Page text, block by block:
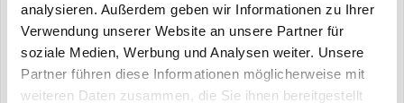
analysieren. Außerdem geben wir Informationen zu Ihrer
Verwendung unserer Website an unsere Partner für
soziale Medien, Werbung und Analysen weiter. Unsere
Partner führen diese Informationen möglicherweise mit
weiteren Daten zusammen, die Sie ihnen bereitgestellt
Die Zündung wird ganz normal per Schlüssel aktiviert und
zum starten und abstellen des Motors gibt es den kleinen
Knopf